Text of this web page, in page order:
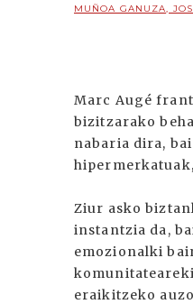
MUÑOA GANUZA,
Marc Augé
bizitzarako
nabaria dira,
Ziur asko
instantzia da,
emozionalki
eraikitzeko